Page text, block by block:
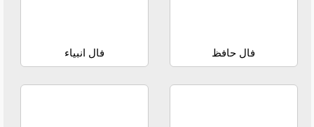
فال حافظ فال انبیاء